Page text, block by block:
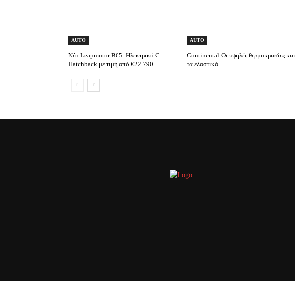
AUTO
Νέο Leapmotor B05: Ηλεκτρικό C-
Hatchback με τιμή από €22.790
AUTO
Continental:Οι υψηλές θερμοκρασίες και
τα ελαστικά